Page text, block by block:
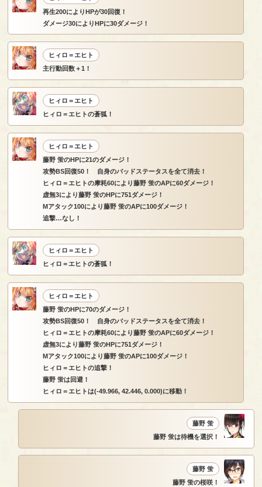
再生200によりHPが30回復！
ダメージ30によりHPに30ダメージ！
ヒィロ＝エヒト
主行動回数＋1！
ヒィロ＝エヒト
ヒィロ＝エヒトの蒼狐！
ヒィロ＝エヒト
藤野 蛍のHPに21のダメージ！
攻勢BS回復50！ 自身のバッドステータスを全て消去！
ヒィロ＝エヒトの摩耗60により藤野 蛍のAPに60ダメージ！
虚無3により藤野 蛍のHPに751ダメージ！
Mアタック100により藤野 蛍のAPに100ダメージ！
追撃…なし！
ヒィロ＝エヒト
ヒィロ＝エヒトの蒼狐！
ヒィロ＝エヒト
藤野 蛍のHPに70のダメージ！
攻勢BS回復50！ 自身のバッドステータスを全て消去！
ヒィロ＝エヒトの摩耗60により藤野 蛍のAPに60ダメージ！
虚無3により藤野 蛍のHPに751ダメージ！
Mアタック100により藤野 蛍のAPに100ダメージ！
ヒィロ＝エヒトの追撃！
藤野 蛍は回避！
ヒィロ＝エヒトは(-49.966, 42.446, 0.000)に移動！
藤野 蛍
藤野 蛍は待機を選択！
藤野 蛍
藤野 蛍の桜咲！